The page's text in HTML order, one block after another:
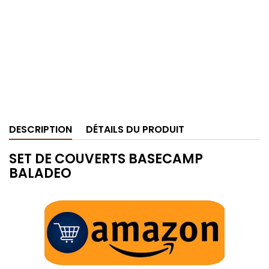
DESCRIPTION DÉTAILS DU PRODUIT
SET DE COUVERTS BASECAMP
BALADEO
.